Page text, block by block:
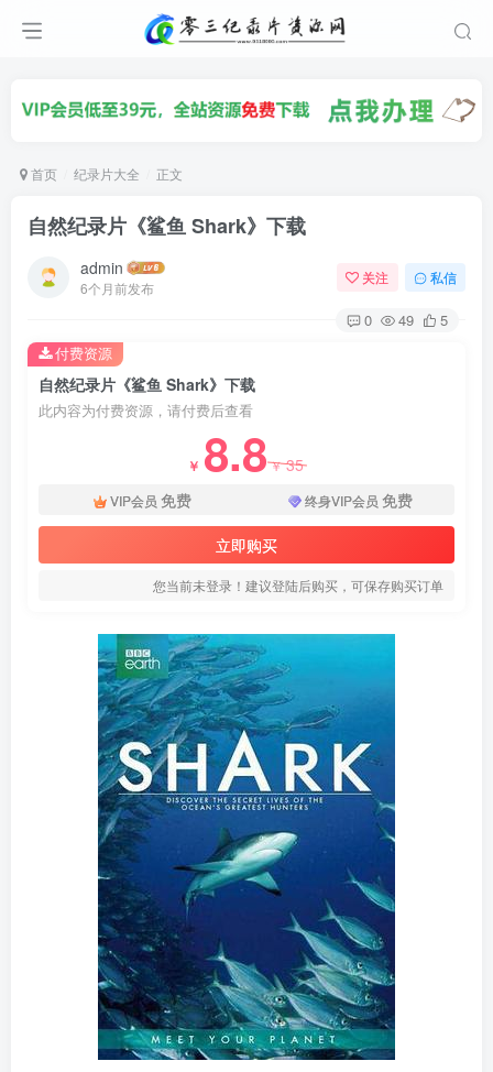
首页 纪录片大全 正文
自然纪录片《鲨鱼 Shark》下载
admin
6个月前发布
关注 私信
0 49 5
自然纪录片《鲨鱼 Shark》下载
此内容为付费资源，请付费后查看
￥ 8.8￥35
VIP会员 免费 终身VIP会员 免费
立即购买
您当前未登录！建议登陆后购买，可保存购买订单
付费资源